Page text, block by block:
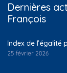
Dernières
François
Index de l’égalité
25 février 2026